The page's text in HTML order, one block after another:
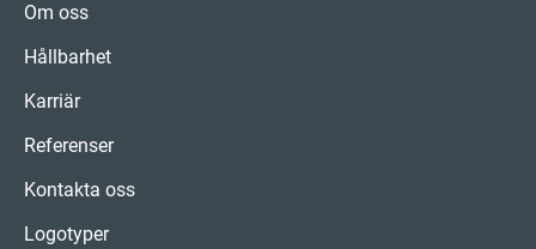
Om oss
Hållbarhet
Karriär
Referenser
Kontakta oss
Logotyper